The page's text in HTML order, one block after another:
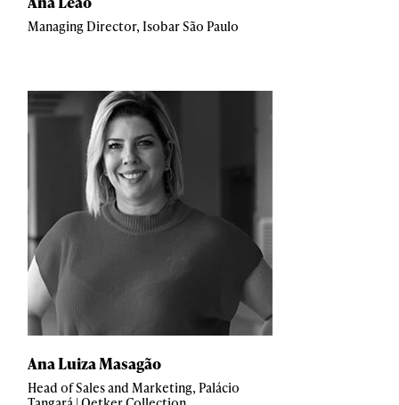
Managing Director, Isobar São Paulo
Ana Luiza Masagão
Head of Sales and Marketing, Palácio